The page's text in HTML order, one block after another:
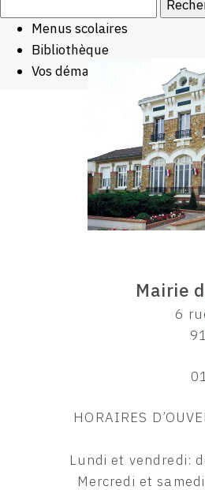
Menus scolaires
Bibliothèque
Vos démarches
Mairie
6
HORAIRES
Lundi et vendredi:
Mercredi et